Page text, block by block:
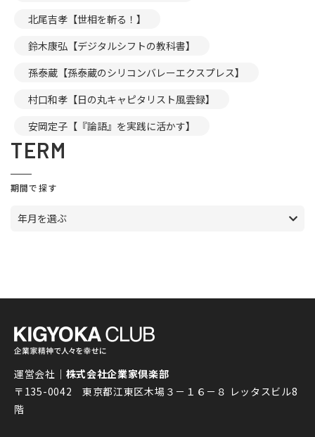
北尾吉孝【世相を斬る！】
鈴木康弘【デジタルシフトの教科書】
孫泰蔵【孫泰蔵のシリコンバレーエクスプレス】
村口和孝【日の丸キャピタリスト風雲録】
安岡定子【『論語』を実践に活かす】
TERM
期間で探す
年月を選ぶ
運営会社｜ 株式会社企業家倶楽部
〒135-0042 東京都江東区木場３－１６－８ レッタスビル8
階